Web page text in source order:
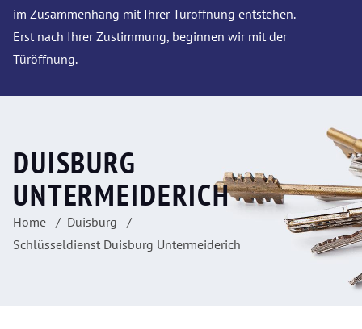
im Zusammenhang mit Ihrer Türöffnung entstehen.
Erst nach Ihrer Zustimmung, beginnen wir mit der
Türöffnung.
DUISBURG
UNTERMEIDERICH
Home
Duisburg
Schlüsseldienst Duisburg Untermeiderich